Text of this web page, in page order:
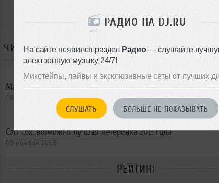
РАДИО НА DJ.RU
На сайте появился раздел Радио — слушайте
электронную музыку 24/7!
Микстейпы, лайвы и эксклюзивные сеты от лучших
СЛУШАТЬ БОЛЬШЕ НЕ ПОКАЗЫВАТЬ
ЧИТАЙТЕ ТАКЖЕ:
Марко Бейли выпустил документальный фильм
09 ноября 2013
Carl Cox: возможно лучшая вечеринка 2013 года
09 ноября 2013
РЕЙТИНГ